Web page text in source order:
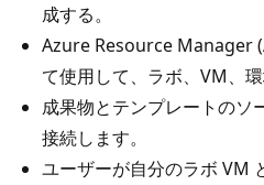
成する。
Azure Resource Manager
て使用して、ラボ、VM、
成果物とテンプレートのソ
接続します。
ユーザーが自分のラボ VM